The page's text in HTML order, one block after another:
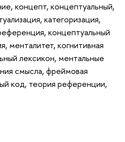
концепт, концептуальный,
категоризация,
концептуальный
менталитет, когнитивная
лексикон, ментальные
смысла, фреймовая
код, теория референции,